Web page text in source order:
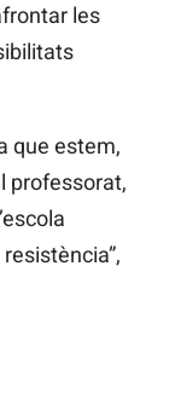
les
que estem,
professorat,